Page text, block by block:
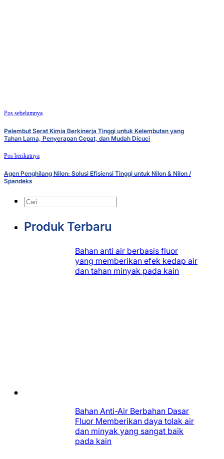
Pos sebelumnya
Pelembut Serat Kimia Berkinerja Tinggi untuk Kelembutan yang
Tahan Lama, Penyerapan Cepat, dan Mudah Dicuci
Pos berikutnya
Agen Penghilang Nilon: Solusi Efisiensi Tinggi untuk Nilon & Nilon /
Spandeks
Pencarian
Produk Terbaru
Bahan anti air berbasis fluor
yang memberikan efek kedap air
dan tahan minyak pada kain
Bahan Anti-Air Berbahan Dasar
Fluor Memberikan daya tolak air
dan minyak yang sangat baik
pada kain